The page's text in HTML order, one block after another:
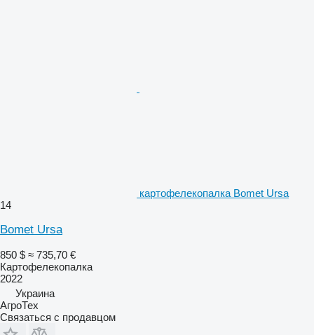
картофелекопалка Bomet Ursa
14
Bomet Ursa
850 $ ≈ 735,70 €
Картофелекопалка
2022
Украина
АгроТех
Связаться с продавцом